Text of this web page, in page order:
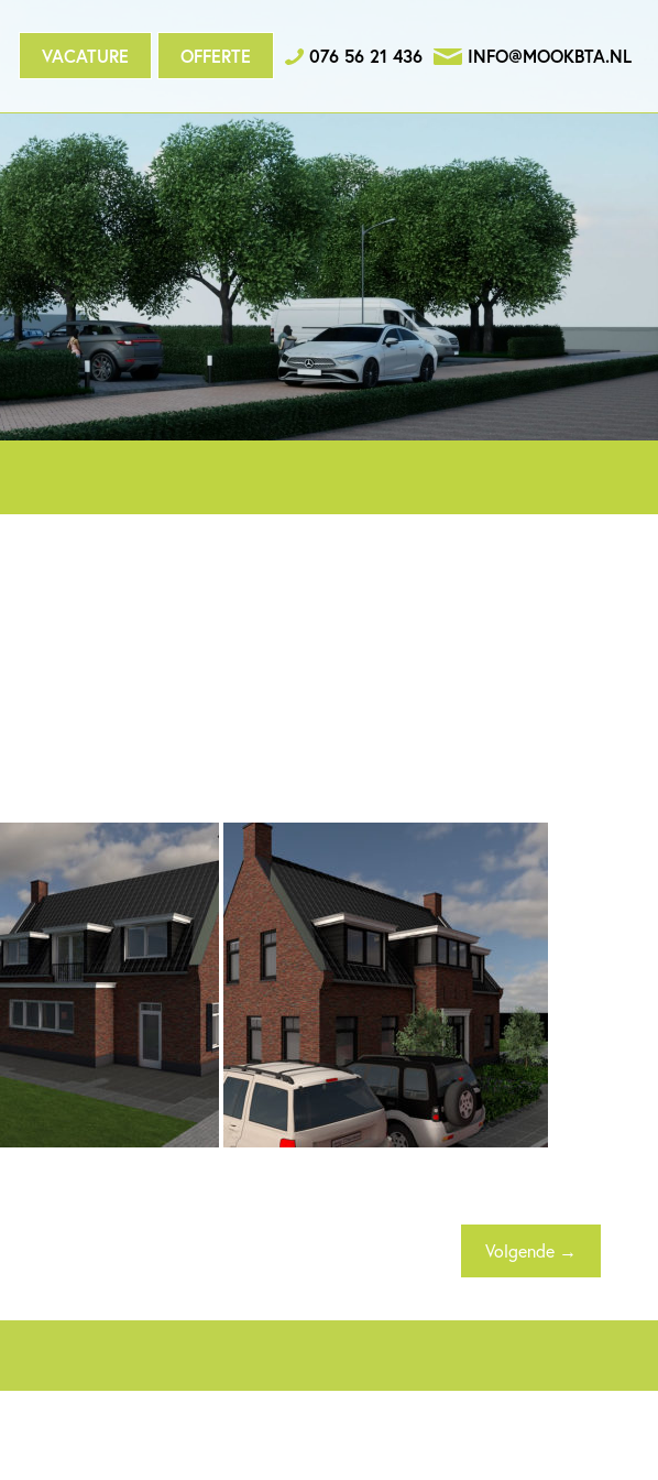
3D/BIM Projecten Vacature FAQ Contact
VACATURE OFFERTE 076 56 21 436 INFO@MOOKBTA.NL
Volgende →